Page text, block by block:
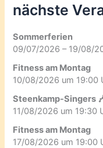
nächste
Sommerferien
09/07/2026 – 19/08/
Fitness am Montag
10/08/2026 um 19:00
Steenkamp-Singers
11/08/2026 um 19:30
Fitness am Montag
17/08/2026 um 19:00